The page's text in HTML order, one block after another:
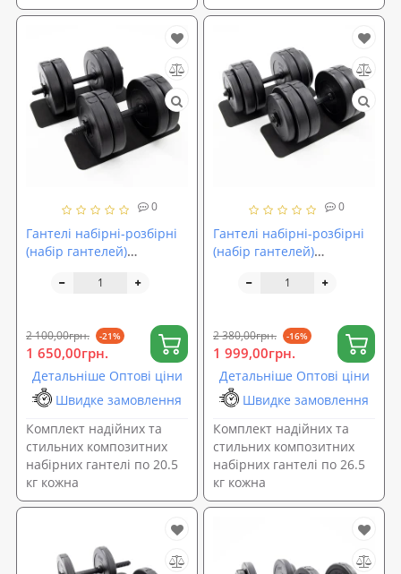
0
Гантелі набірні-розбірні
(набір гантелей)
2шт по 20.5 кг (OF-0177)
2 100,00грн. -21%
1 650,00грн.
Детальніше Оптові ціни
Швидке замовлення
Комплект надійних та
стильних композитних
набірних гантелі по 20.5
кг кожна
0
Гантелі набірні-розбірні
(набір гантелей)
2шт по 25.5 кг (OF-0178)
2 380,00грн. -16%
1 999,00грн.
Детальніше Оптові ціни
Швидке замовлення
Комплект надійних та
стильних композитних
набірних гантелі по 26.5
кг кожна